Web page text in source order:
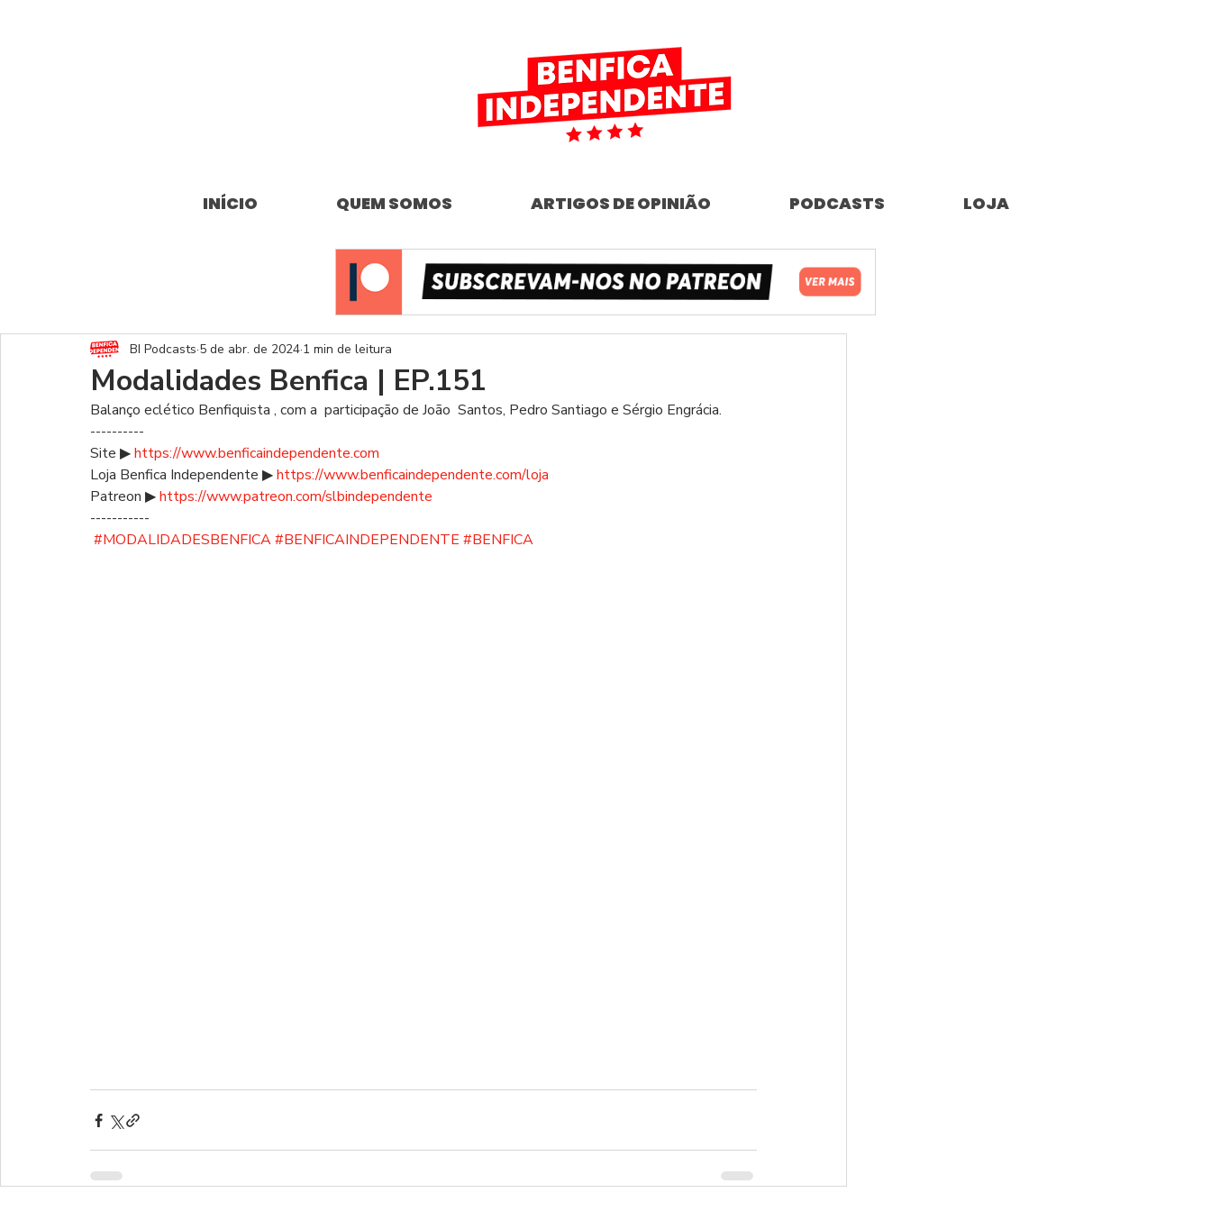
INÍCIO QUEM SOMOS ARTIGOS DE OPINIÃO PODCASTS LOJA
Modalidades Benfica | EP.151
BI Podcasts 5 de abr. de 2024 1 min de leitura
Balanço eclético Benfiquista , com a  participação de João  Santos, Pedro Santiago e Sérgio Engrácia.
----------
Site ▶ https://www.benficaindependente.com
Loja Benfica Independente ▶ https://www.benficaindependente.com/loja
Patreon ▶ https://www.patreon.com/slbindependente
-----------
#MODALIDADESBENFICA#BENFICAINDEPENDENTE #BENFICA